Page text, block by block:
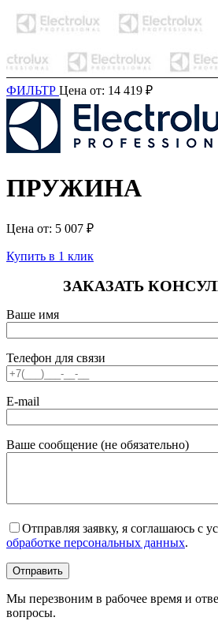
ФИЛЬТР Цена от: 14 419 ₽
ПРУЖИНА
Цена от: 5 007 ₽
Купить в 1 клик
ЗАКАЗАТЬ
Ваше имя
Телефон для связи
E-mail
Ваше сообщение (не обязательно)
Отправляя заявку, я соглашаюсь с
обработке персональных данных.
Мы перезвоним в рабочее время и
вопросы.